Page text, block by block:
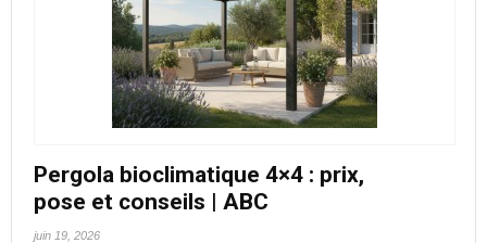
Pergola bioclimatique 4×4 : prix,
pose et conseils | ABC
juin 19, 2026